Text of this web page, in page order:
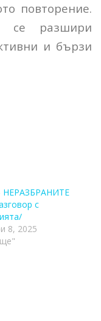
повторение.
се разшири
и бързи
НЕРАЗБРАНИТЕ
с
8, 2025